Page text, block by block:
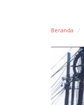
Beranda